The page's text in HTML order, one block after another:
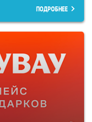
ПОДРОБНЕЕ